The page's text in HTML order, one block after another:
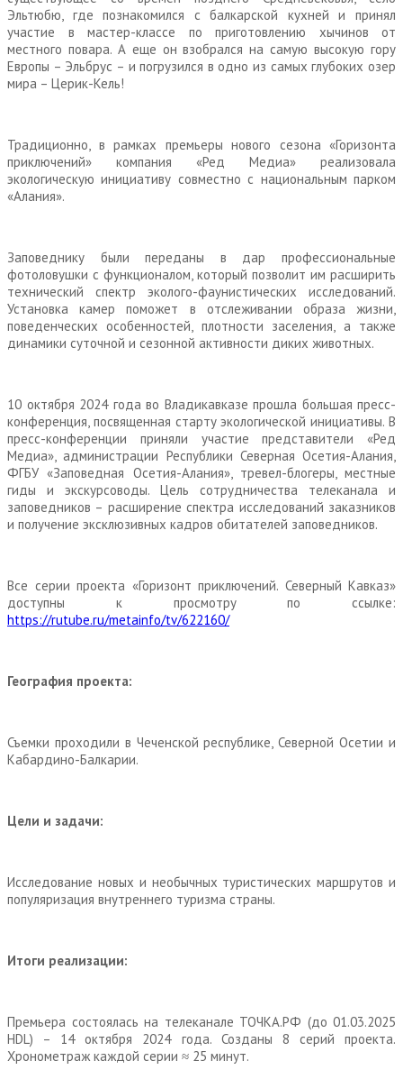
Эльтюбю, где познакомился с балкарской кухней и принял
участие в мастер-классе по приготовлению хычинов от
местного повара. А еще он взобрался на самую высокую гору
Европы – Эльбрус – и погрузился в одно из самых глубоких озер
мира – Церик-Кель!
Традиционно, в рамках премьеры нового сезона «Горизонта
приключений» компания «Ред Медиа» реализовала
экологическую инициативу совместно с национальным парком
«Алания».
Заповеднику были переданы в дар профессиональные
фотоловушки с функционалом, который позволит им расширить
технический спектр эколого-фаунистических исследований.
Установка камер поможет в отслеживании образа жизни,
поведенческих особенностей, плотности заселения, а также
динамики суточной и сезонной активности диких животных.
10 октября 2024 года во Владикавказе прошла большая пресс-
конференция, посвященная старту экологической инициативы. В
пресс-конференции приняли участие представители «Ред
Медиа», администрации Республики Северная Осетия-Алания,
ФГБУ «Заповедная Осетия-Алания», тревел-блогеры, местные
гиды и экскурсоводы. Цель сотрудничества телеканала и
заповедников – расширение спектра исследований заказников
и получение эксклюзивных кадров обитателей заповедников.
Все серии проекта «Горизонт приключений. Северный Кавказ»
доступны к просмотру по ссылке:
https://rutube.ru/metainfo/tv/622160/
География проекта:
Съемки проходили в Чеченской республике, Северной Осетии и
Кабардино-Балкарии.
Цели и задачи:
Исследование новых и необычных туристических маршрутов и
популяризация внутреннего туризма страны.
Итоги реализации:
Премьера состоялась на телеканале ТОЧКА.РФ (до 01.03.2025
HDL) – 14 октября 2024 года. Созданы 8 серий проекта.
Хронометраж каждой серии ≈ 25 минут.